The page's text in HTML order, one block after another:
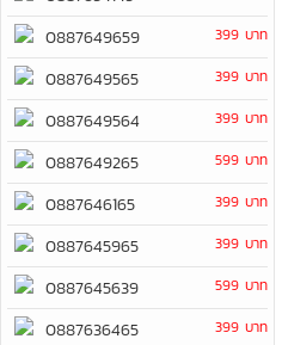
0887649659 399 บาท
0887649565 399 บาท
0887649564 399 บาท
0887649265 599 บาท
0887646165 399 บาท
0887645965 399 บาท
0887645639 599 บาท
0887636465 399 บาท